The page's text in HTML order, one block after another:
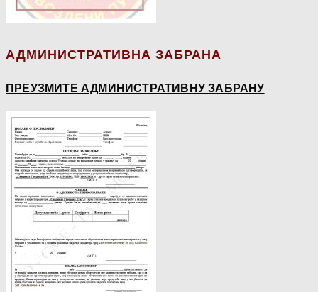
АДМИНИСТРАТИВНА ЗАБРАНА
ПРЕУЗМИТЕ АДМИНИСТРАТИВНУ ЗАБРАНУ